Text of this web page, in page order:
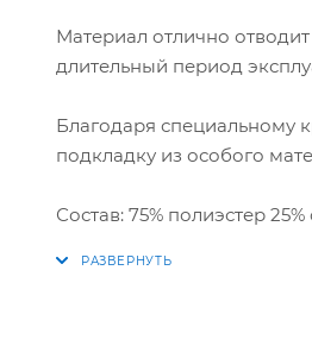
Материал отлично
длительный период
Благодаря специальному
подкладку из особого
Состав: 75% полиэстер